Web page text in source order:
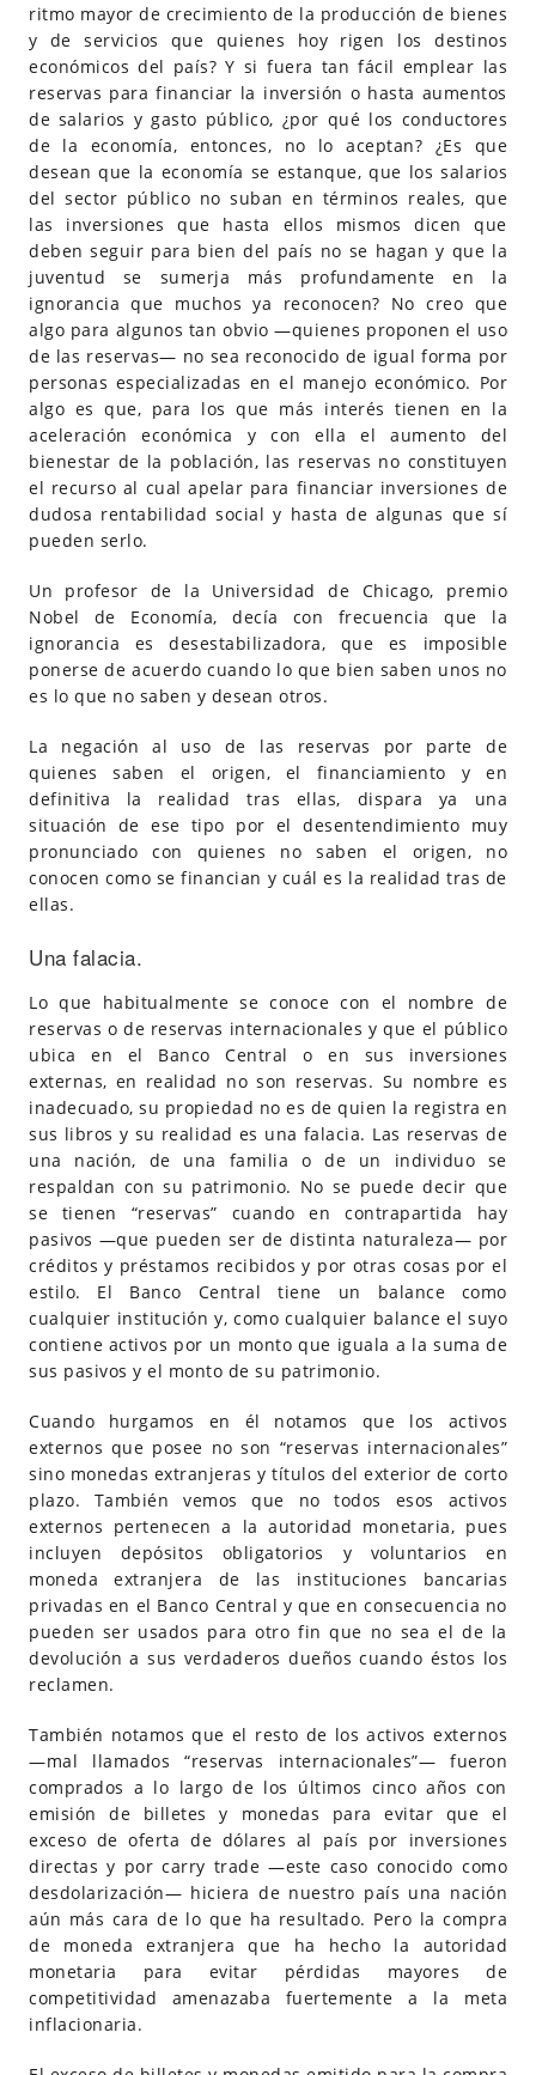
ritmo mayor de crecimiento de la producción de bienes
y de servicios que quienes hoy rigen los destinos
económicos del país? Y si fuera tan fácil emplear las
reservas para financiar la inversión o hasta aumentos
de salarios y gasto público, ¿por qué los conductores
de la economía, entonces, no lo aceptan? ¿Es que
desean que la economía se estanque, que los salarios
del sector público no suban en términos reales, que
las inversiones que hasta ellos mismos dicen que
deben seguir para bien del país no se hagan y que la
juventud se sumerja más profundamente en la
ignorancia que muchos ya reconocen? No creo que
algo para algunos tan obvio —quienes proponen el uso
de las reservas— no sea reconocido de igual forma por
personas especializadas en el manejo económico. Por
algo es que, para los que más interés tienen en la
aceleración económica y con ella el aumento del
bienestar de la población, las reservas no constituyen
el recurso al cual apelar para financiar inversiones de
dudosa rentabilidad social y hasta de algunas que sí
pueden serlo.
Un profesor de la Universidad de Chicago, premio
Nobel de Economía, decía con frecuencia que la
ignorancia es desestabilizadora, que es imposible
ponerse de acuerdo cuando lo que bien saben unos no
es lo que no saben y desean otros.
La negación al uso de las reservas por parte de
quienes saben el origen, el financiamiento y en
definitiva la realidad tras ellas, dispara ya una
situación de ese tipo por el desentendimiento muy
pronunciado con quienes no saben el origen, no
conocen como se financian y cuál es la realidad tras de
ellas.
Una falacia.
Lo que habitualmente se conoce con el nombre de
reservas o de reservas internacionales y que el público
ubica en el Banco Central o en sus inversiones
externas, en realidad no son reservas. Su nombre es
inadecuado, su propiedad no es de quien la registra en
sus libros y su realidad es una falacia. Las reservas de
una nación, de una familia o de un individuo se
respaldan con su patrimonio. No se puede decir que
se tienen “reservas” cuando en contrapartida hay
pasivos —que pueden ser de distinta naturaleza— por
créditos y préstamos recibidos y por otras cosas por el
estilo. El Banco Central tiene un balance como
cualquier institución y, como cualquier balance el suyo
contiene activos por un monto que iguala a la suma de
sus pasivos y el monto de su patrimonio.
Cuando hurgamos en él notamos que los activos
externos que posee no son “reservas internacionales”
sino monedas extranjeras y títulos del exterior de corto
plazo. También vemos que no todos esos activos
externos pertenecen a la autoridad monetaria, pues
incluyen depósitos obligatorios y voluntarios en
moneda extranjera de las instituciones bancarias
privadas en el Banco Central y que en consecuencia no
pueden ser usados para otro fin que no sea el de la
devolución a sus verdaderos dueños cuando éstos los
reclamen.
También notamos que el resto de los activos externos
—mal llamados “reservas internacionales”— fueron
comprados a lo largo de los últimos cinco años con
emisión de billetes y monedas para evitar que el
exceso de oferta de dólares al país por inversiones
directas y por carry trade —este caso conocido como
desdolarización— hiciera de nuestro país una nación
aún más cara de lo que ha resultado. Pero la compra
de moneda extranjera que ha hecho la autoridad
monetaria para evitar pérdidas mayores de
competitividad amenazaba fuertemente a la meta
inflacionaria.